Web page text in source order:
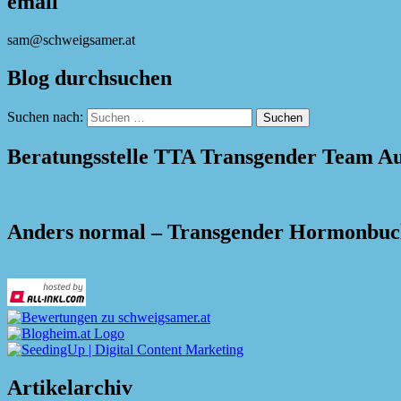
sam@schweigsamer.at
Blog durchsuchen
Suchen nach:
Beratungsstelle TTA Transgender Team
Anders normal – Transgender
Artikelarchiv